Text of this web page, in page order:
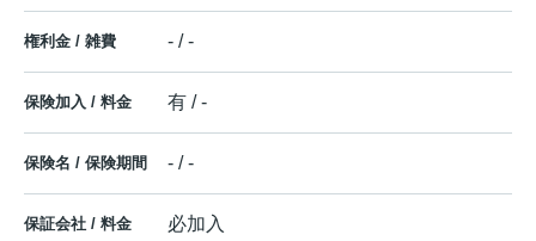
権利金 / 雑費 - / -
保険加入 / 料金 有 / -
保険名 / 保険期間 - / -
保証会社 / 料金
必加入